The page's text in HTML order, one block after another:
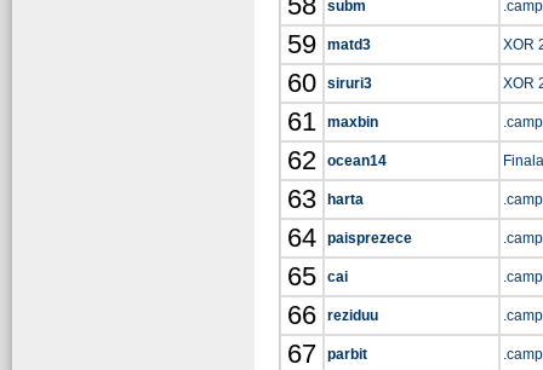
subm
59 matd3 XOR
60 siruri3 XOR
61 maxbin
62 ocean14
63 harta
64 paisprezece
65 cai
66 reziduu
67 parbit